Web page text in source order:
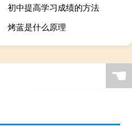
初中提高学习成绩的方法
烤蓝是什么原理
☚